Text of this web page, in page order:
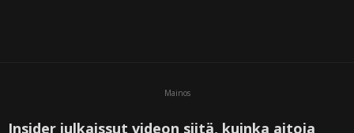
Mainos
Insider julkaissut videon siitä, kuinka aitoja